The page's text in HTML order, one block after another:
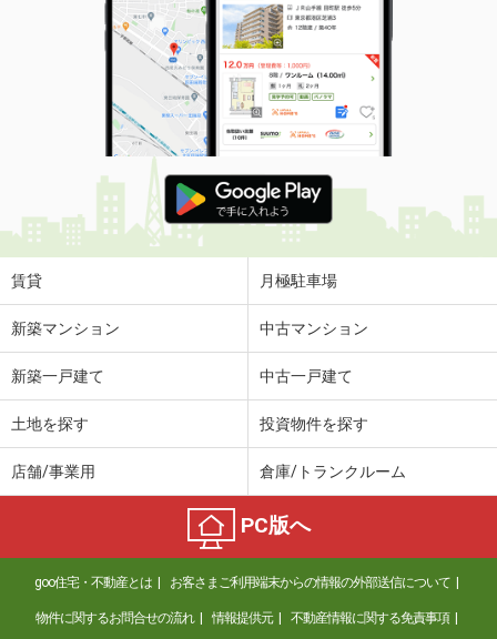
賃貸 月極駐車場
新築マンション 中古マンション
新築一戸建て 中古一戸建て
土地を探す 投資物件を探す
店舗/事業用 倉庫/トランクルーム
PC版へ
goo住宅・不動産とは お客さまご利用端末からの情報の外部送信について
物件に関するお問合せの流れ 情報提供元 不動産情報に関する免責事項